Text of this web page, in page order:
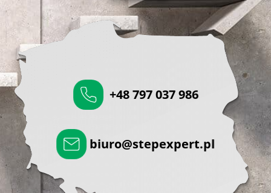
+48 797 037 986
biuro@stepexpert.pl